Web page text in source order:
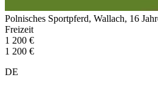
Polnisches Sportpferd, Wallach, 16
Freizeit
1 200 €
1 200 €
DE